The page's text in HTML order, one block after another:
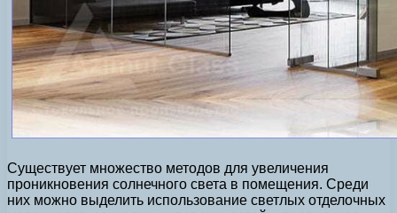
Существует множество методов для увеличения
проникновения солнечного света в помещения. Среди
них можно выделить использование светлых отделочных